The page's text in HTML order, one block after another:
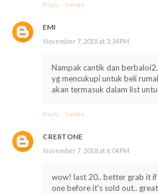
Reply Delete
EMI
November 7, 2018 at 3:34 PM
Nampak cantik dan
yg mencukupi untuk beli
akan termasuk dalam list
Reply Delete
CRE8TONE
November 7, 2018 at 6:04 PM
wow! last 20.. better grab it
one before it's sold out..